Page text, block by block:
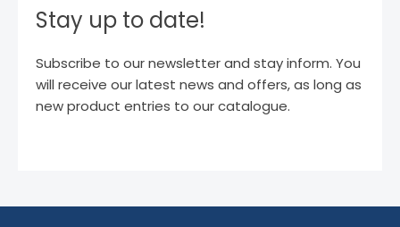
Stay up to date!
Subscribe to our newsletter and stay inform. You
will receive our latest news and offers, as long as
new product entries to our catalogue.